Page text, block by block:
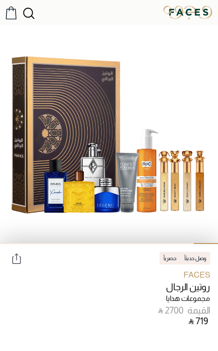
وصل حديثاً حصرياً
FACES
روتين الرجال
مجموعات هدايا
القيمة ‎ ⃁ ⁦2700⁩ ‎
‎ ⃁ ⁦719⁩ ‎